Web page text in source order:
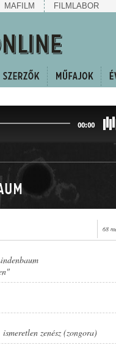
MAFILM FILMLABOR
00:00
68
ismeretlen zenész (zongora)